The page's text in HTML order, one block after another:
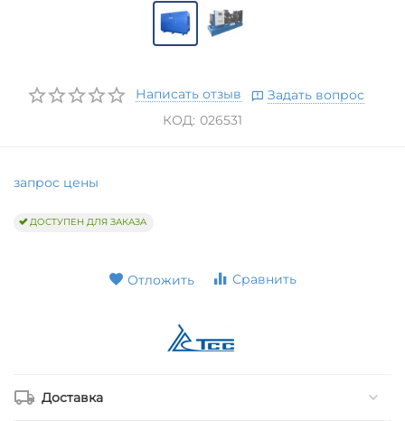
Написать отзыв
Задать вопрос
КОД: 026531
запрос цены
ДОСТУПЕН ДЛЯ ЗАКАЗА
Отложить Сравнить
Доставка